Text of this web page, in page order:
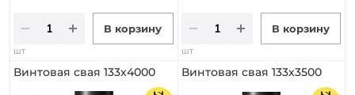
В корзину
шт
В корзину
шт
Винтовая свая 133х4000 Винтовая свая 133х3500